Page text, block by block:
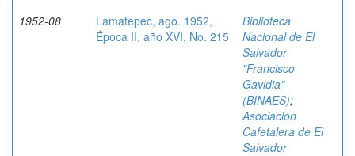
1952-08
Lamatepec, ago. 1952,
Época II, año XVI, No. 215
Biblioteca
Nacional de El
Salvador
"Francisco
Gavidia"
(BINAES);
Asociación
Cafetalera de El
Salvador